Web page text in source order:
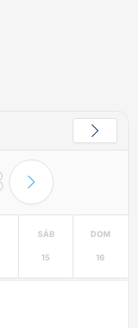
SÁB
15
DOM
16